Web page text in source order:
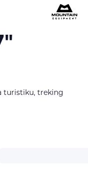
turistiku, treking